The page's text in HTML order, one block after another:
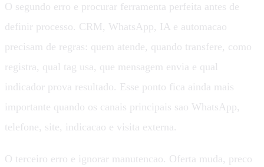
O segundo erro e procurar ferramenta perfeita antes de
definir processo. CRM, WhatsApp, IA e automacao
precisam de regras: quem atende, quando transfere, como
registra, qual tag usa, que mensagem envia e qual
indicador prova resultado. Esse ponto fica ainda mais
importante quando os canais principais sao WhatsApp,
telefone, site, indicacao e visita externa.
O terceiro erro e ignorar manutencao. Oferta muda, preco